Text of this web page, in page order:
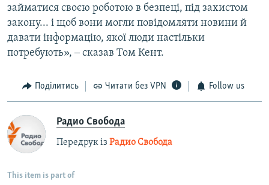
займатися своєю роботою в безпеці, під захистом
закону... і щоб вони могли повідомляти новини й
давати інформацію, якої люди настільки
потребують», ‒ сказав Том Кент.
Поділитись Читати без VPN Follow us
Радио Свобода
Передрук із Радио Свобода
This item is part of